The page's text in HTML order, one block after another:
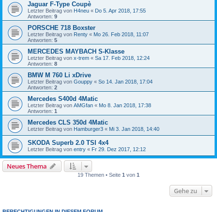
Jaguar F-Type Coupè
Letzter Beitrag von H4neu « Do 5. Apr 2018, 17:55
Antworten: 9
PORSCHE 718 Boxster
Letzter Beitrag von Renty « Mo 26. Feb 2018, 11:07
Antworten: 5
MERCEDES MAYBACH S-Klasse
Letzter Beitrag von x-trem « Sa 17. Feb 2018, 12:24
Antworten: 8
BMW M 760 Li xDrive
Letzter Beitrag von Gouppy « So 14. Jan 2018, 17:04
Antworten: 2
Mercedes S400d 4Matic
Letzter Beitrag von AMGfan « Mo 8. Jan 2018, 17:38
Antworten: 1
Mercedes CLS 350d 4Matic
Letzter Beitrag von Hamburger3 « Mi 3. Jan 2018, 14:40
SKODA Superb 2.0 TSI 4x4
Letzter Beitrag von entry « Fr 29. Dez 2017, 12:12
Neues Thema
19 Themen • Seite 1 von 1
Gehe zu